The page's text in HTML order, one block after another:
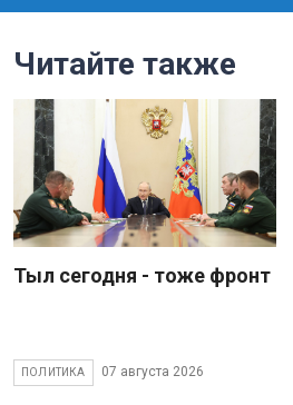
Читайте также
Тыл сегодня - тоже фронт
ПОЛИТИКА 07 августа 2026